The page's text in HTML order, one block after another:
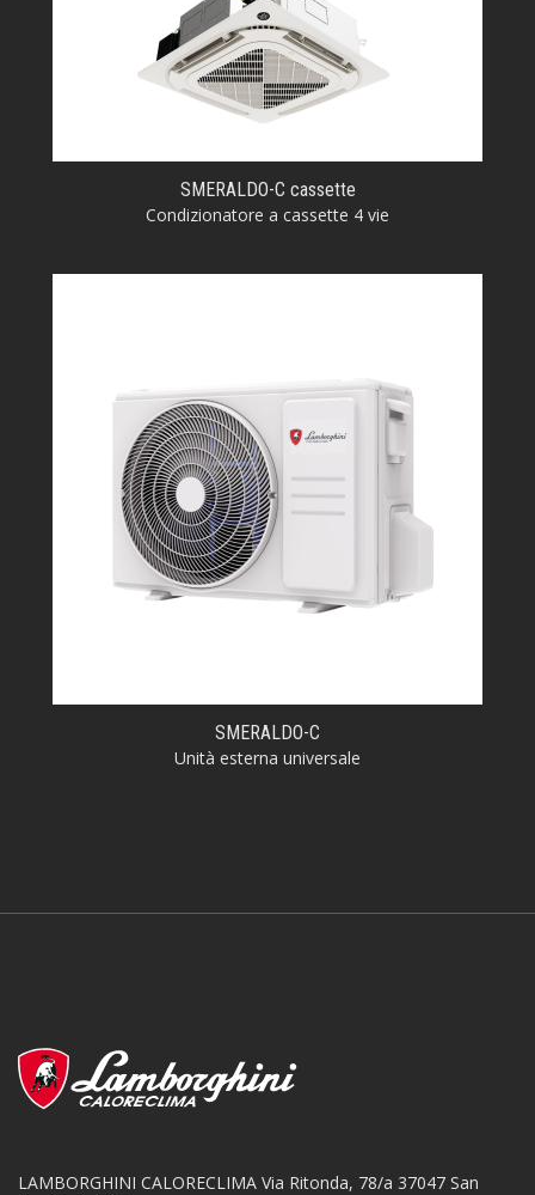
SMERALDO-C cassette
Condizionatore a cassette 4 vie
SMERALDO-C
Unità esterna universale
LAMBORGHINI CALORECLIMA Via Ritonda, 78/a 37047 San